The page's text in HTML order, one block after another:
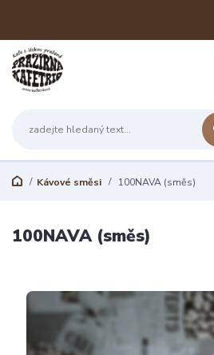
Kávové směsi 100NAVA (směs)
100NAVA (směs)